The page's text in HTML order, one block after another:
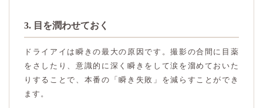
3. 目を潤わせておく
ドライアイは瞬きの最大の原因です。撮影の合間に目薬
をさしたり、意識的に深く瞬きをして涙を溜めておいた
りすることで、本番の「瞬き失敗」を減らすことができ
ます。